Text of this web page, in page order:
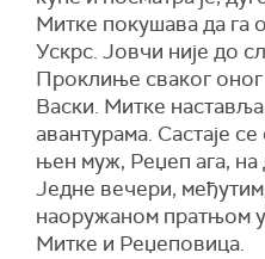
Митке покушава да га
Ускрс. Јовчи није до
Проклиње сваког
Васки. Митке
авантурама. Састаје
њен муж, Реџеп ага,
Једне вечери,
наоружаном пратњом
Митке и Реџеповица.